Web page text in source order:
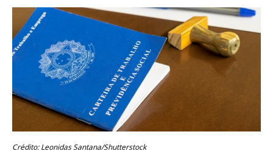
Crédito: Leonidas Santana/Shutterstock